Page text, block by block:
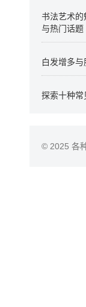
书法艺术的
与热门话题
白发增多
探索十种常
© 2025 各